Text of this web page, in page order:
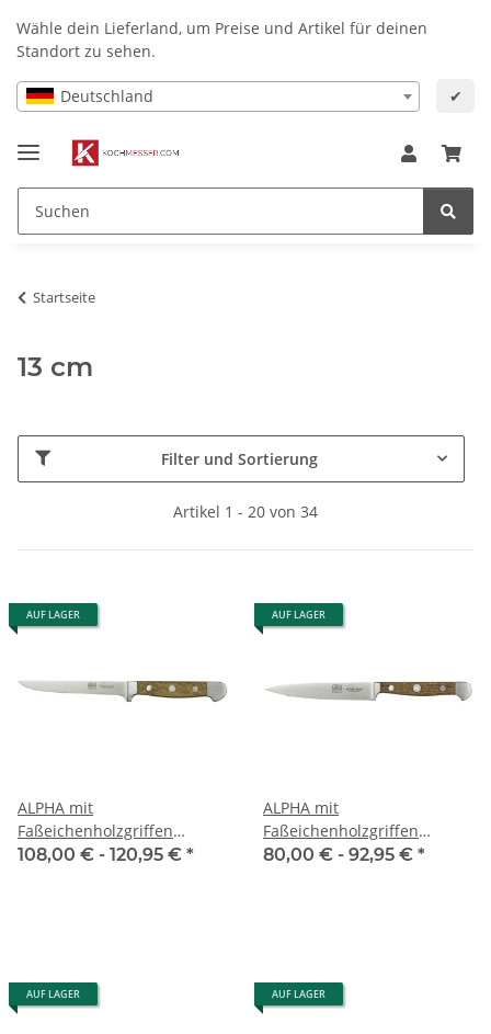
Wähle dein Lieferland, um Preise und Artikel für deinen
Standort zu sehen.
Deutschland ✔
Startseite
13 cm
Filter und Sortierung
Artikel 1 - 20 von 34
AUF LAGER
ALPHA mit
Faßeichenholzgriffen
Ausbeinm. flex. (neu)
108,00 € - 120,95 € *
AUF LAGER
ALPHA mit
Faßeichenholzgriffen
Spickmesser
80,00 € - 92,95 € *
AUF LAGER AUF LAGER